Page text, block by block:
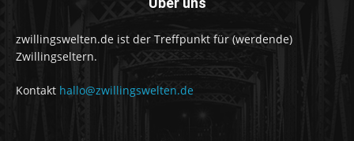
zwillingswelten.de ist der Treffpunkt für (werdende)
Zwillingseltern.
Kontakt hallo@zwillingswelten.de